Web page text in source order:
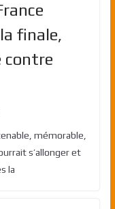
finale,
contre
mémorable,
s’allonger et
la